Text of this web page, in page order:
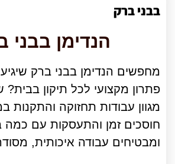
בבני ברק
הנדימן בבני
מחפשים הנדימן בבני ברק שיגיע
פתרון מקצועי לכל תיקון בבית?
מגוון עבודות תחזוקה והתקנות
חוסכים זמן והתעסקות עם כמה
ומבטיחים עבודה איכותית,